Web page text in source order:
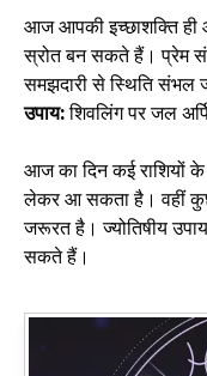
आज आपकी इच्छाशक्ति
स्रोत बन सकते हैं। प्रेम
समझदारी से स्थिति संभल
उपाय:शिवलिंग पर जल
आज का दिन कई राशियों
लेकर आ सकता है। वहीं
जरूरत है। ज्योतिषीय
सकते हैं।